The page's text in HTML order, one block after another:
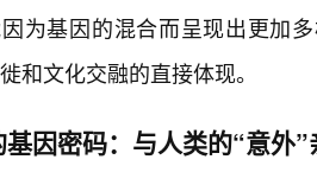
为基因的混合而呈现出更加
和文化交融的直接体现。
因密码：与人类的“意外”